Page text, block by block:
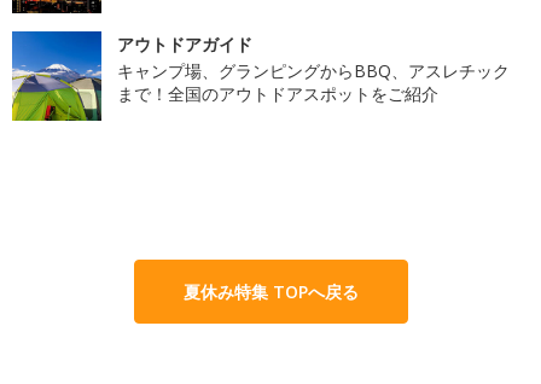
アウトドアガイド
キャンプ場、グランピングからBBQ、アスレチック
まで！全国のアウトドアスポットをご紹介
夏休み特集 TOPへ戻る